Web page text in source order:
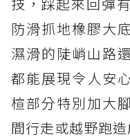
技，踩起來回彈
防滑抓地橡膠大
濕滑的陡峭山路
都能展現令人安
楦部分特別加大
間行走或越野跑